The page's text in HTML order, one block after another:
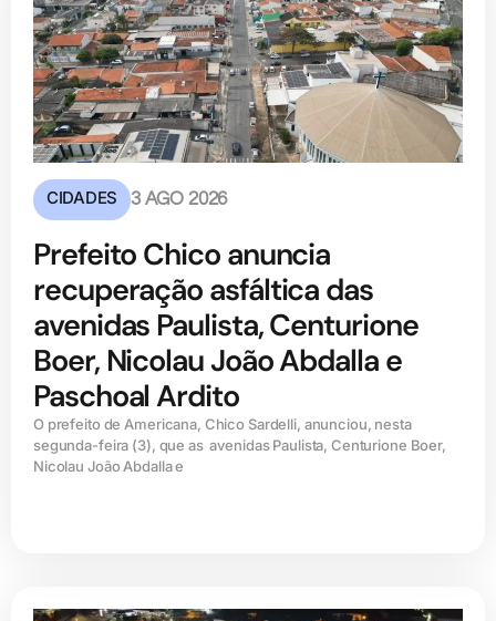
CIDADES 3 AGO 2026
Prefeito Chico anuncia
recuperação asfáltica das
avenidas Paulista, Centurione
Boer, Nicolau João Abdalla e
Paschoal Ardito
O prefeito de Americana, Chico Sardelli, anunciou, nesta
segunda-feira (3), que as avenidas Paulista, Centurione Boer,
Nicolau João Abdalla e